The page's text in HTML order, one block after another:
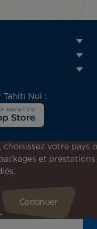
Tahiti Nui :
offres spéciales et
!
choisissez votre pays
et prestations